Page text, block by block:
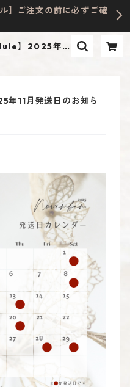
】ご注文の前に必ずご確
】2025年11
11月発送日のお知ら